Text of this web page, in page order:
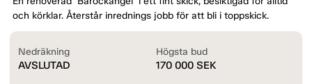
och körklar. Återstår inrednings jobb för att bli i toppskick.
Nedräkning
AVSLUTAD
Högsta bud
170 000 SEK